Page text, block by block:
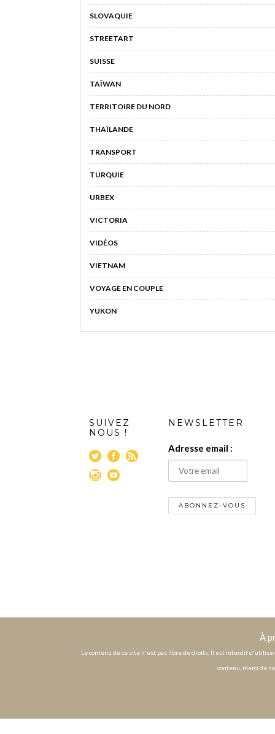
SLOVAQUIE
STREETART
SUISSE
TAÏWAN
TERRITOIRE DU NORD
THAÏLANDE
TRANSPORT
TURQUIE
URBEX
VICTORIA
VIDÉOS
VIETNAM
VOYAGE EN COUPLE
YUKON
SUIVEZ
NOUS !
NEWSLETTER
Adresse email :
À
Le contenu de ce site n'est pas libre de droits. Il est interdit
contenu, merci de